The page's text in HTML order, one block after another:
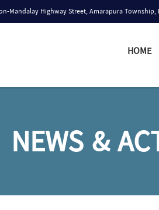
Mandalay Highway Street, Amarapura
HOME
NEWS &